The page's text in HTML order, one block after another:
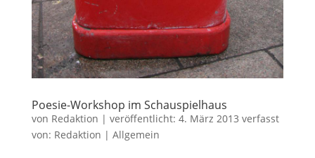
Poesie-Workshop im Schauspielhaus
von Redaktion | veröffentlicht: 4. März 2013 verfasst
von: Redaktion | Allgemein